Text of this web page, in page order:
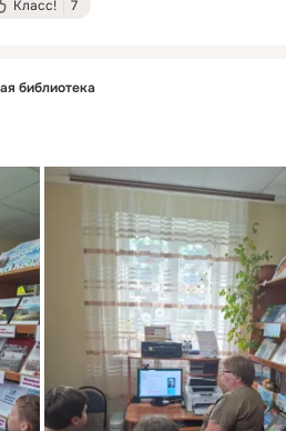
Класс! 7
библиотека